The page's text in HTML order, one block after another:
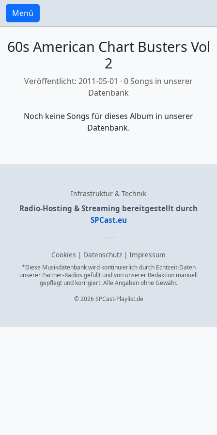
Menü
60s American Chart Busters Vol
2
Veröffentlicht: 2011-05-01 · 0 Songs in unserer
Datenbank
Noch keine Songs für dieses Album in unserer
Datenbank.
Infrastruktur & Technik
Radio-Hosting & Streaming bereitgestellt durch
SPCast.eu
Cookies | Datenschutz | Impressum
*Diese Musikdatenbank wird kontinuierlich durch Echtzeit-Daten
unserer Partner-Radios gefüllt und von unserer Redaktion manuell
gepflegt und korrigiert. Alle Angaben ohne Gewähr.
© 2026 SPCast-Playlist.de